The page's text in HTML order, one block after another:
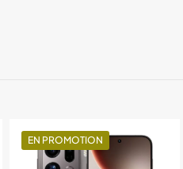
EN PROMOTION